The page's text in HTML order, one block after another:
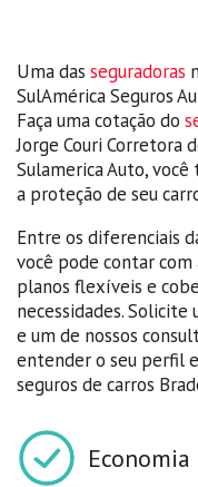
Uma das seguradoras
SulAmérica Seguros
Faça uma cotação do
Jorge Couri Corretora
Sulamerica Auto,
a proteção de seu
Entre os diferenciais
você pode contar
planos flexíveis e
necessidades. Solicite
e um de nossos
entender o seu perfil
seguros de carros